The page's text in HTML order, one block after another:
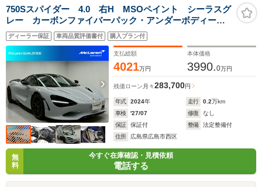
750Sスパイダー 4.0 右H MSOペイント シーラスグ
レー カーボンファイバーパック・アンダーボディーカ
ーボンパック・カーボンファイバースパイダーパック・
トノ―グロスビジュアルカーボン・屋根エレクトロクロ
ミック・ミラーカーボン
ディーラー保証 車両品質評価書付 購入プラン付
支払総額
4021万円
本体価格
3990.0万円
残価ローン 月々283,700円
年式 2024年 走行 0.2万km
車検
'27/07 修復
なし
保証
保証付 整備
法定整備付
住所
広島県広島市西区
無
料
今すぐ在庫確認・見積依頼
電話する